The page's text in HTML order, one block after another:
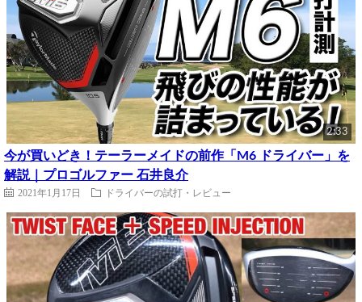
2:33
今が買いどき！テーラーメイドの前作「M6 ドライバー」を
解説｜プロゴルファー 石井良介
2021年1月17日 ドライバーの試打・レビュー